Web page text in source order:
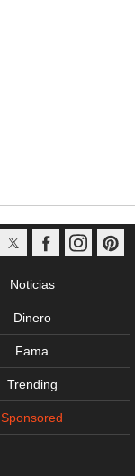
Noticias
Dinero
Fama
Trending
Sponsored